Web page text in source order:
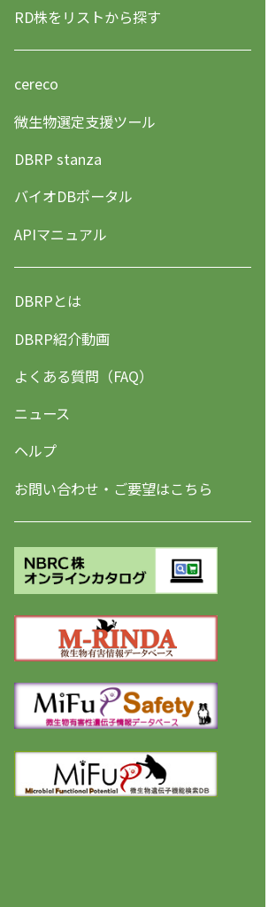
RD株をリストから探す
cereco
微生物選定支援ツール
DBRP stanza
バイオDBポータル
APIマニュアル
DBRPとは
DBRP紹介動画
よくある質問（FAQ）
ニュース
ヘルプ
お問い合わせ・ご要望はこちら